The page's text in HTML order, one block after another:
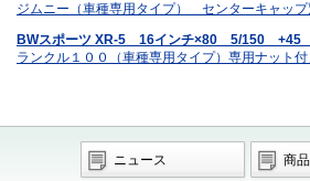
ジムニー（車種専用タイプ） センターキャッ
BWスポーツ XR-5 16インチ×80 5/150 +45
ランクル１００（車種専用タイプ）専用ナット
ニュース 商